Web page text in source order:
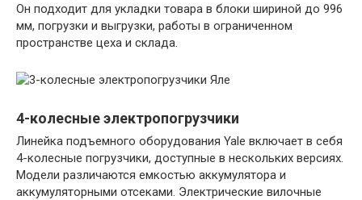
Он подходит для укладки товара в блоки шириной до 996
мм, погрузки и выгрузки, работы в ограниченном
пространстве цеха и склада.
4-колесные электропогрузчики
Линейка подъемного оборудования Yale включает в себя
4-колесные погрузчики, доступные в нескольких версиях.
Модели различаются емкостью аккумулятора и
аккумуляторными отсеками. Электрические вилочные